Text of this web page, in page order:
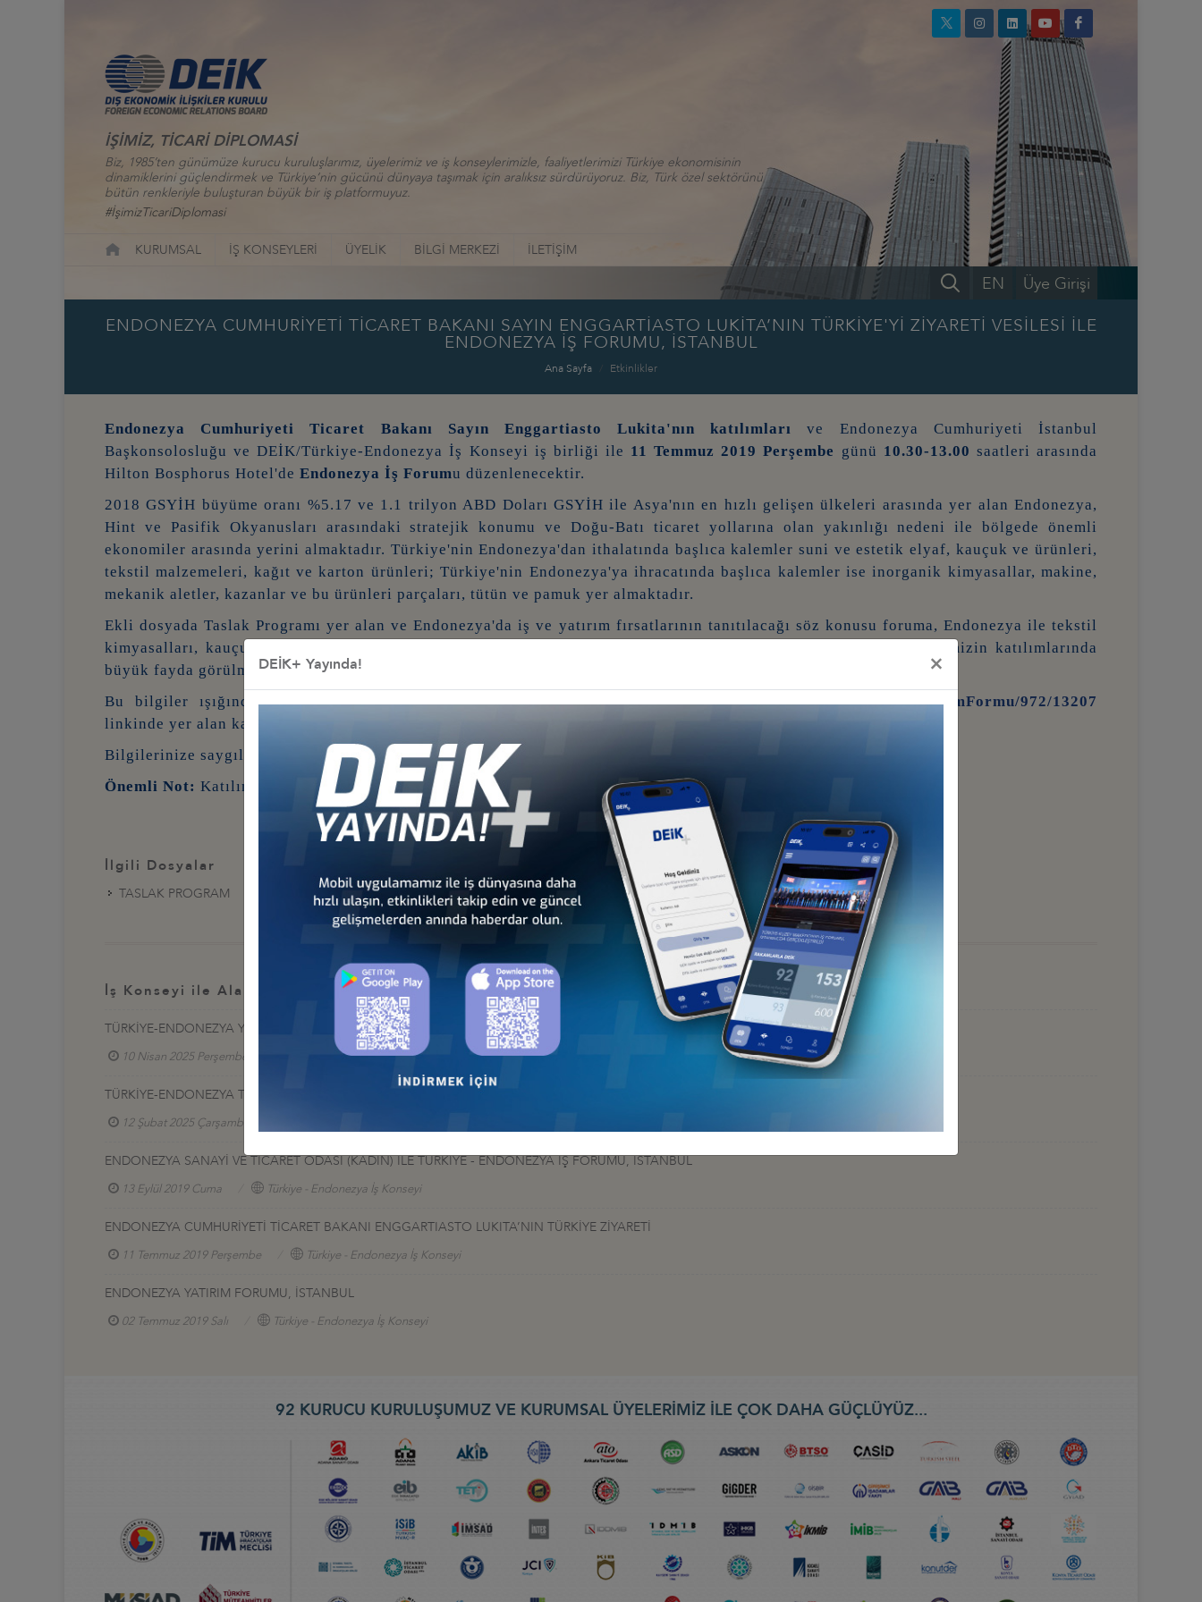
İŞİMİZ, TİCARİ DİPLOMASİ
Biz, 1985’ten günümüze kurucu kuruluşlarımız, üyelerimiz ve iş konseylerimizle, faaliyetlerimizi Türkiye ekonomisinin
dinamiklerini güçlendirmek ve Türkiye’nin gücünü dünyaya taşımak için aralıksız sürdürüyoruz. Biz, Türk özel sektörünü
bütün renkleriyle buluşturan büyük bir iş platformuyuz.
#İşimizTicariDiplomasi
KURUMSAL İŞ KONSEYLERİ ÜYELİK BİLGİ MERKEZİ İLETİŞİM
Üye Girişi
EN
ENDONEZYA CUMHURİYETİ TİCARET BAKANI SAYIN ENGGARTİASTO LUKİTA’NIN TÜRKİYE'Yİ ZİYARETİ VESİLESİ İLE
ENDONEZYA İŞ FORUMU, İSTANBUL
Ana Sayfa Etkinlikler
Endonezya Cumhuriyeti Ticaret Bakanı Sayın Enggartiasto Lukita'nın katılımları ve Endonezya Cumhuriyeti İstanbul
Başkonsolosluğu ve DEİK/Türkiye-Endonezya İş Konseyi iş birliği ile 11 Temmuz 2019 Perşembe günü 10.30-13.00 saatleri arasında
Hilton Bosphorus Hotel'de Endonezya İş Forumu düzenlenecektir.
2018 GSYİH büyüme oranı %5.17 ve 1.1 trilyon ABD Doları GSYİH ile Asya'nın en hızlı gelişen ülkeleri arasında yer alan Endonezya,
Hint ve Pasifik Okyanusları arasındaki stratejik konumu ve Doğu-Batı ticaret yollarına olan yakınlığı nedeni ile bölgede önemli
ekonomiler arasında yerini almaktadır. Türkiye'nin Endonezya'dan ithalatında başlıca kalemler suni ve estetik elyaf, kauçuk ve ürünleri,
tekstil malzemeleri, kağıt ve karton ürünleri; Türkiye'nin Endonezya'ya ihracatında başlıca kalemler ise inorganik kimyasallar, makine,
mekanik aletler, kazanlar ve bu ürünleri parçaları, tütün ve pamuk yer almaktadır.
Ekli dosyada Taslak Programı yer alan ve Endonezya'da iş ve yatırım fırsatlarının tanıtılacağı söz konusu foruma, Endonezya ile tekstil
kimyasalları, kauçuk, gıda, baharat, kağıt ve ilgili sektörlerde iş ve yatırım yapan veya yapmak isteyen üyelerimizin katılımlarında
büyük fayda görülmektedir.
Bu bilgiler ışığında anılan foruma katılmak isteyen üyelerimizin,ivedilikle
https://portal.deik.org.tr/KatilimFormu/972/13207
linkinde yer alan katılım formunu doldurmaları önemle rica olunur.
Bilgilerinize saygılarımla sunarım,
Önemli Not: Katılım kontenjan ile sınırlıdır.
İlgili Dosyalar
TASLAK PROGRAM
İş Konseyi ile Alakalı Diğer Etkinlikler
TÜRKİYE-ENDONEZYA YUVARLAK MASA TOPLANTISI ANKARA’DA GERÇEKLEŞTİRİLDİ
10 Nisan 2025 Perşembe Türkiye - Endonezya İş Konseyi
TÜRKİYE-ENDONEZYA TİCARET HACMİ HEDEFİ: 10 MİLYAR DOLAR
12 Şubat 2025 Çarşamba
ENDONEZYA SANAYİ VE TİCARET ODASI (KADIN) İLE TÜRKİYE - ENDONEZYA İŞ FORUMU, İSTANBUL
13 Eylül 2019 Cuma Türkiye - Endonezya İş Konseyi
ENDONEZYA CUMHURİYETİ TİCARET BAKANI ENGGARTIASTO LUKITA’NIN TÜRKİYE ZİYARETİ
11 Temmuz 2019 Perşembe Türkiye - Endonezya İş Konseyi
ENDONEZYA YATIRIM FORUMU, İSTANBUL
02 Temmuz 2019 Salı Türkiye - Endonezya İş Konseyi
92 KURUCU KURULUŞUMUZ VE KURUMSAL ÜYELERİMİZ İLE ÇOK DAHA GÜÇLÜYÜZ...
DEİK+ Yayında! ×